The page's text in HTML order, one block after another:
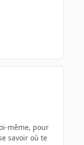
même, pour
savoir où te